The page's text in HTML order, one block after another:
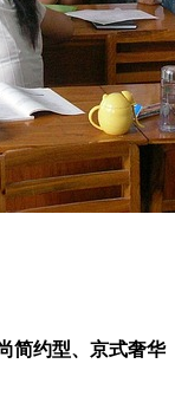
简约型、京式奢华